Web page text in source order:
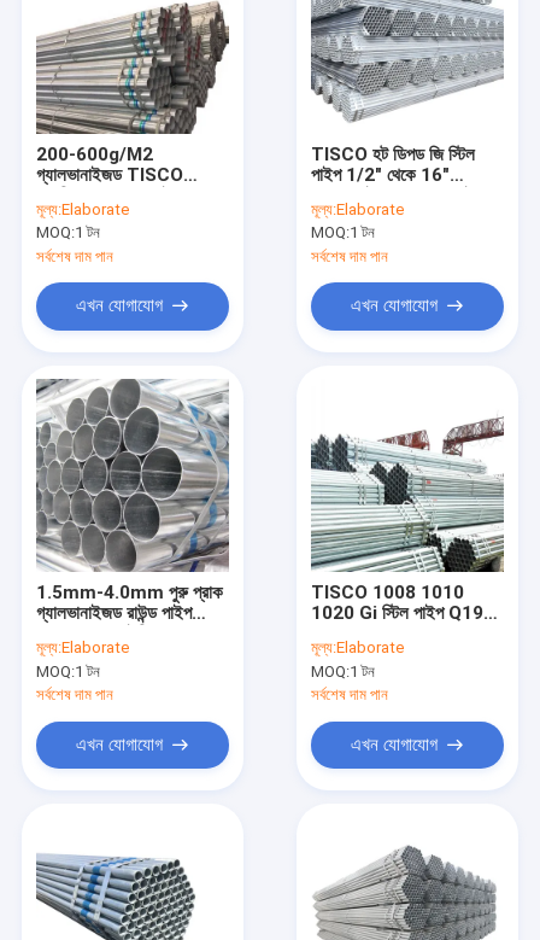
পণ্য
ভিডিও
200-600g/M2
গ্যালভানাইজড TISCO
কনস্ট্রাকশনের জন্য
মূল্য:Elaborate
MOQ:1 টন
সর্বশেষ দাম পান
এখন যোগাযোগ
TISCO হট ডিপড জি স্টিল
পাইপ 1/2" থেকে 16"
মূল্য:Elaborate
MOQ:1 টন
সর্বশেষ দাম পান
এখন যোগাযোগ
1.5mm-4.0mm পুরু প্রাক
গ্যালভানাইজড রাউন্ড পাইপ
হালকা ইস্পাত পাইপ
মূল্য:Elaborate
MOQ:1 টন
সর্বশেষ দাম পান
এখন যোগাযোগ
TISCO 1008 1010
1020 Gi স্টিল পাইপ Q195
গ্যালভানাইজড রাউন্ড টিউব
মূল্য:Elaborate
MOQ:1 টন
সর্বশেষ দাম পান
এখন যোগাযোগ